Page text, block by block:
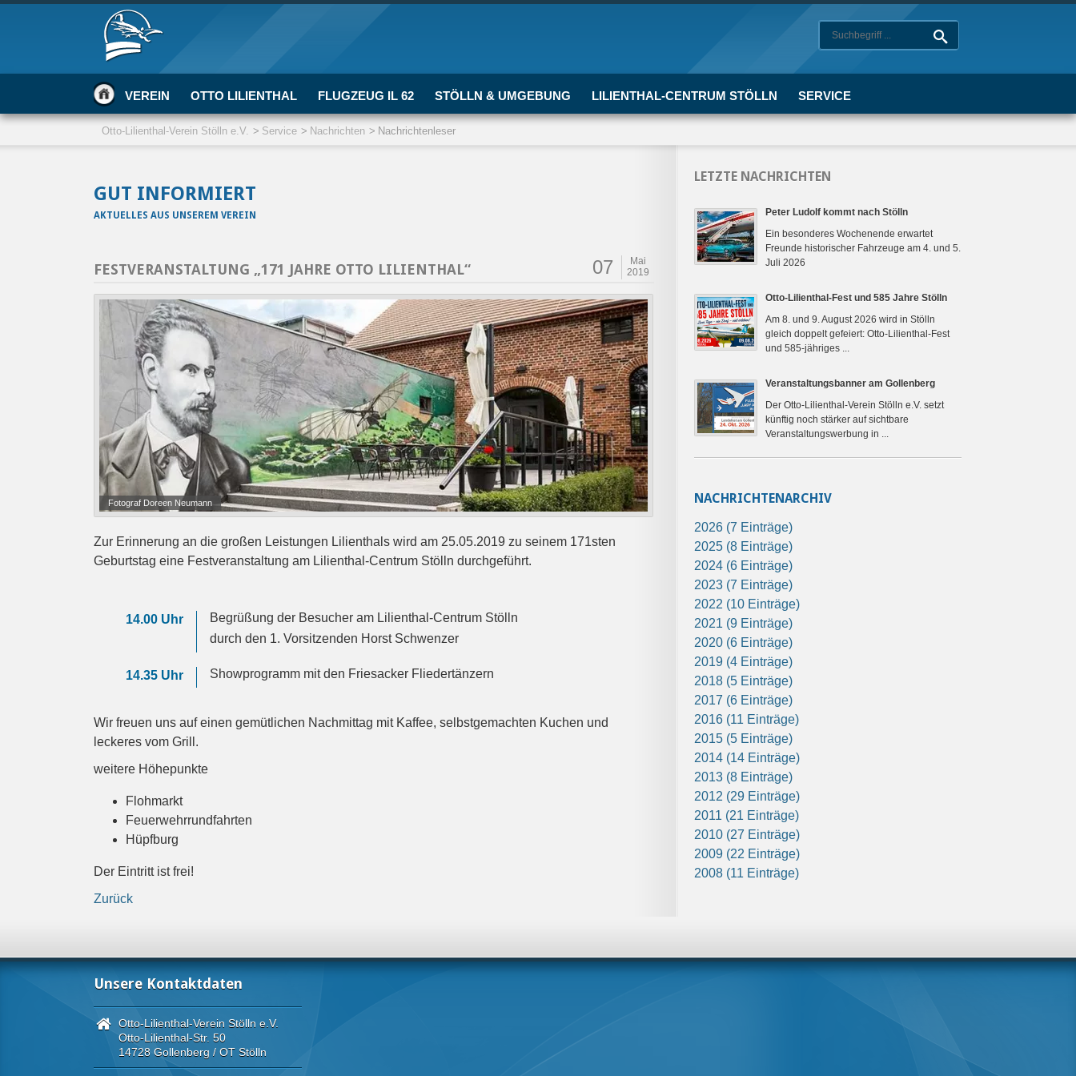
VEREIN OTTO LILIENTHAL FLUGZEUG IL 62 STÖLLN & UMGEBUNG LILIENTHAL-CENTRUM STÖLLN SERVICE
Otto-Lilienthal-Verein Stölln e.V. Service Nachrichten Nachrichtenleser
GUT INFORMIERT
AKTUELLES AUS UNSEREM VEREIN
FESTVERANSTALTUNG „171 JAHRE OTTO LILIENTHAL“ 07
Mai
2019
Fotograf Doreen Neumann
Zur Erinnerung an die großen Leistungen Lilienthals wird am 25.05.2019 zu seinem 171sten
Geburtstag eine Festveranstaltung am Lilienthal-Centrum Stölln durchgeführt.
14.00 Uhr
Begrüßung der Besucher am Lilienthal-Centrum Stölln
durch den 1. Vorsitzenden Horst Schwenzer
14.35 Uhr Showprogramm mit den Friesacker Fliedertänzern
Wir freuen uns auf einen gemütlichen Nachmittag mit Kaffee, selbstgemachten Kuchen und
leckeres vom Grill.
weitere Höhepunkte
Flohmarkt
Feuerwehrrundfahrten
Hüpfburg
Der Eintritt ist frei!
Zurück
LETZTE NACHRICHTEN
Peter Ludolf kommt nach Stölln
Ein besonderes Wochenende erwartet
Freunde historischer Fahrzeuge am 4. und 5.
Juli 2026
Otto-Lilienthal-Fest und 585 Jahre Stölln
Am 8. und 9. August 2026 wird in Stölln
gleich doppelt gefeiert: Otto-Lilienthal-Fest
und 585-jähriges ...
Veranstaltungsbanner am Gollenberg
Der Otto-Lilienthal-Verein Stölln e.V. setzt
künftig noch stärker auf sichtbare
Veranstaltungswerbung in ...
NACHRICHTENARCHIV
2026 (7 Einträge)
2025 (8 Einträge)
2024 (6 Einträge)
2023 (7 Einträge)
2022 (10 Einträge)
2021 (9 Einträge)
2020 (6 Einträge)
2019 (4 Einträge)
2018 (5 Einträge)
2017 (6 Einträge)
2016 (11 Einträge)
2015 (5 Einträge)
2014 (14 Einträge)
2013 (8 Einträge)
2012 (29 Einträge)
2011 (21 Einträge)
2010 (27 Einträge)
2009 (22 Einträge)
2008 (11 Einträge)
Unsere Kontaktdaten
Otto-Lilienthal-Verein Stölln e.V.
Otto-Lilienthal-Str. 50
14728 Gollenberg / OT Stölln